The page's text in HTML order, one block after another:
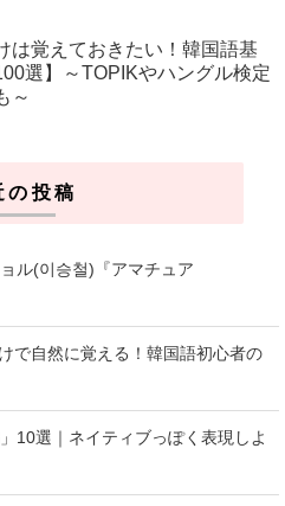
は覚えておきたい！韓国語基
選】～TOPIKやハングル検定
～
の投稿
ル(이승철)『アマチュア
で自然に覚える！韓国語初心者の
10選｜ネイティブっぽく表現しよ